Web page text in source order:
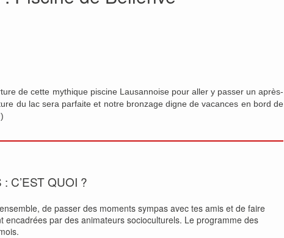
de cette mythique piscine Lausannoise pour aller y passer un après-
du lac sera parfaite et notre bronzage digne de vacances en bord de
C’EST QUOI ?
de passer des moments sympas avec tes amis et de faire
encadrées par des animateurs socioculturels. Le programme des